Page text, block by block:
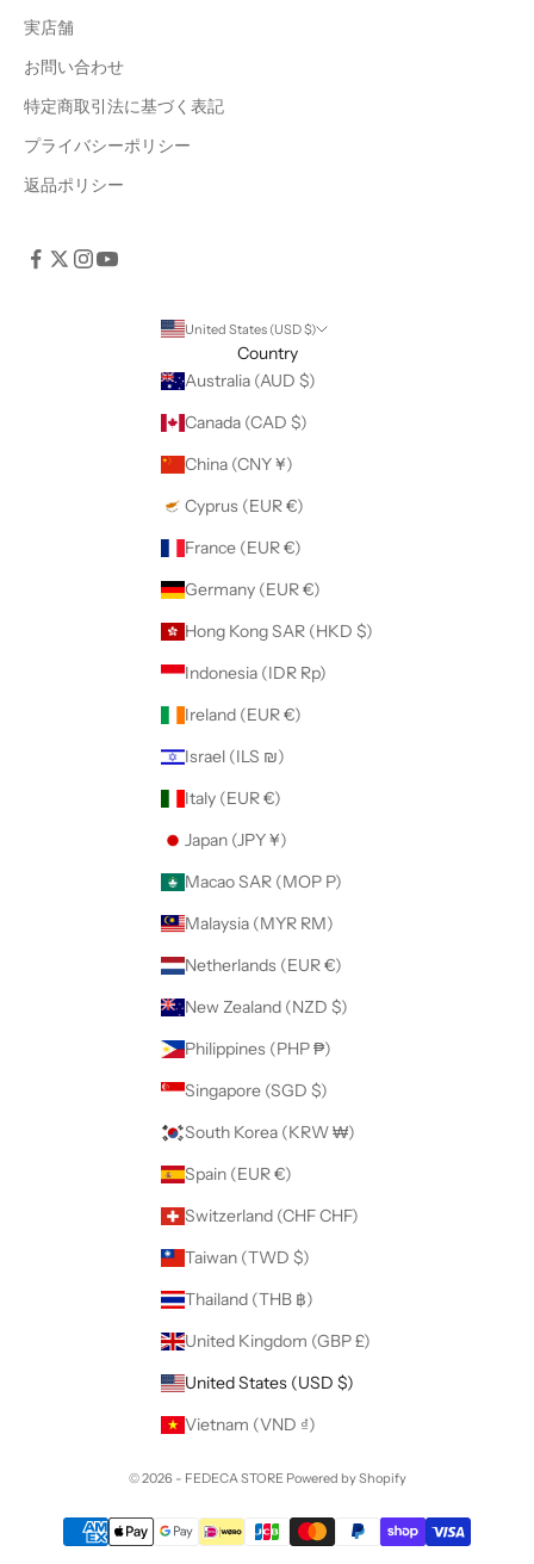
実店舗
お問い合わせ
特定商取引法に基づく表記
プライバシーポリシー
返品ポリシー
United States (USD $)
Country
Australia (AUD $)
Canada (CAD $)
China (CNY ¥)
Cyprus (EUR €)
France (EUR €)
Germany (EUR €)
Hong Kong SAR (HKD $)
Indonesia (IDR Rp)
Ireland (EUR €)
Israel (ILS ₪)
Italy (EUR €)
Japan (JPY ¥)
Macao SAR (MOP P)
Malaysia (MYR RM)
Netherlands (EUR €)
New Zealand (NZD $)
Philippines (PHP ₱)
Singapore (SGD $)
South Korea (KRW ₩)
Spain (EUR €)
Switzerland (CHF CHF)
Taiwan (TWD $)
Thailand (THB ฿)
United Kingdom (GBP £)
United States (USD $)
Vietnam (VND ₫)
© 2026 - FEDECA STORE Powered by Shopify